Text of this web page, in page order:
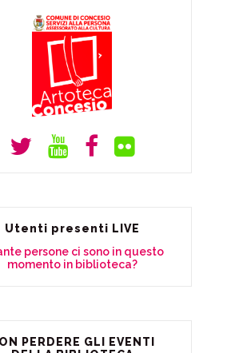
Utenti presenti LIVE
persone ci sono in questo
momento in biblioteca?
PERDERE GLI EVENTI